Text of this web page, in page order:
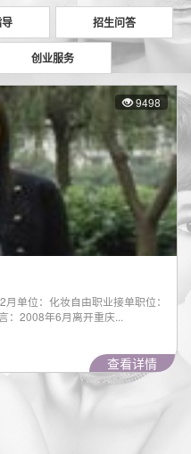
招生问答
创业服务
9498
单位：化妆自由职业接单职位：
：2008年6月离开重庆...
查看详情